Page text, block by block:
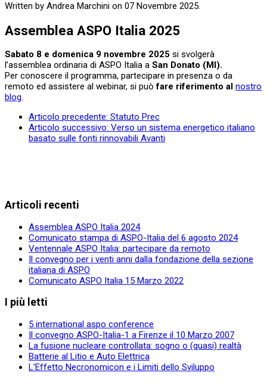
Written by Andrea Marchini on 07 Novembre 2025.
Assemblea ASPO Italia 2025
Sabato 8 e domenica 9 novembre 2025 si svolgerà
l’assemblea ordinaria di ASPO Italia a San Donato (MI).
Per conoscere il programma, partecipare in presenza o da
remoto ed assistere al webinar, si puòfare riferimento al nostro
blog.
Articolo precedente: Statuto Prec
Articolo successivo: Verso un sistema energetico italiano
basato sulle fonti rinnovabili Avanti
Articoli recenti
Assemblea ASPO Italia 2024
Comunicato stampa di ASPO-Italia del 6 agosto 2024
Ventennale ASPO Italia: partecipare da remoto
Il convegno per i venti anni dalla fondazione della sezione
italiana di ASPO
Comunicato ASPO Italia 15 Marzo 2022
I più letti
5 international aspo conference
Il convegno ASPO-Italia-1 a Firenze il 10 Marzo 2007
La fusione nucleare controllata: sogno o (quasi) realtà
Batterie al Litio e Auto Elettrica
L’Effetto Necronomicon e i Limiti dello Sviluppo